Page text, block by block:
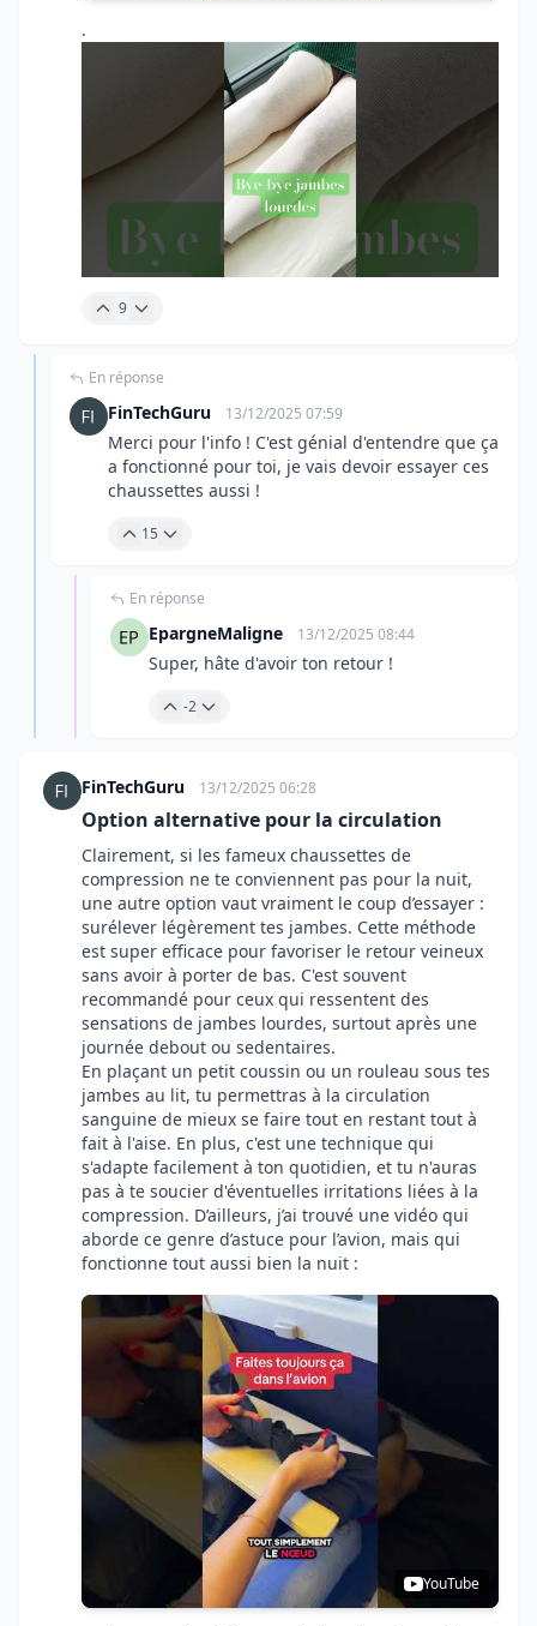
.
9
En réponse
FinTechGuru 13/12/2025 07:59
Merci pour l'info ! C'est génial d'entendre que ça
a fonctionné pour toi, je vais devoir essayer ces
chaussettes aussi !
15
En réponse
EpargneMaligne 13/12/2025 08:44
Super, hâte d'avoir ton retour !
-2
FinTechGuru 13/12/2025 06:28
Option alternative pour la circulation
Clairement, si les fameux chaussettes de
compression ne te conviennent pas pour la nuit,
une autre option vaut vraiment le coup d’essayer :
surélever légèrement tes jambes. Cette méthode
est super efficace pour favoriser le retour veineux
sans avoir à porter de bas. C'est souvent
recommandé pour ceux qui ressentent des
sensations de jambes lourdes, surtout après une
journée debout ou sedentaires.
En plaçant un petit coussin ou un rouleau sous tes
jambes au lit, tu permettras à la circulation
sanguine de mieux se faire tout en restant tout à
fait à l'aise. En plus, c'est une technique qui
s'adapte facilement à ton quotidien, et tu n'auras
pas à te soucier d'éventuelles irritations liées à la
compression. D’ailleurs, j’ai trouvé une vidéo qui
aborde ce genre d’astuce pour l’avion, mais qui
fonctionne tout aussi bien la nuit :
YouTube